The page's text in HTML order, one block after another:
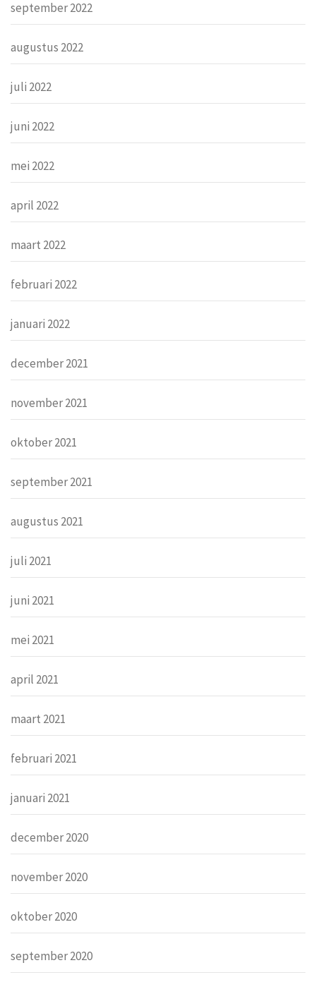
september 2022
augustus 2022
juli 2022
juni 2022
mei 2022
april 2022
maart 2022
februari 2022
januari 2022
december 2021
november 2021
oktober 2021
september 2021
augustus 2021
juli 2021
juni 2021
mei 2021
april 2021
maart 2021
februari 2021
januari 2021
december 2020
november 2020
oktober 2020
september 2020